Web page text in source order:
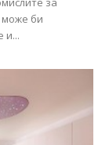
може би
и...